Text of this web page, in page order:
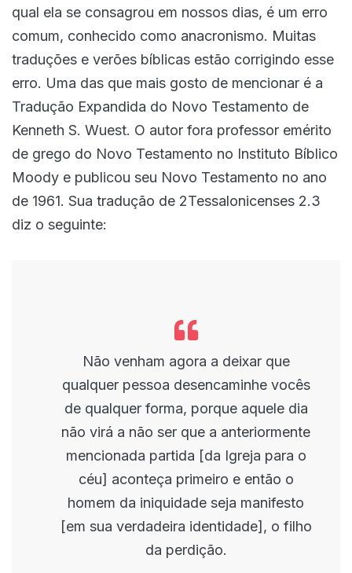
qual ela se consagrou em nossos dias, é um erro
comum, conhecido como anacronismo. Muitas
traduções e verões bíblicas estão corrigindo esse
erro. Uma das que mais gosto de mencionar é a
Tradução Expandida do Novo Testamento de
Kenneth S. Wuest. O autor fora professor emérito
de grego do Novo Testamento no Instituto Bíblico
Moody e publicou seu Novo Testamento no ano
de 1961. Sua tradução de 2Tessalonicenses 2.3
diz o seguinte:
Não venham agora a deixar que
qualquer pessoa desencaminhe vocês
de qualquer forma, porque aquele dia
não virá a não ser que a anteriormente
mencionada partida [da Igreja para o
céu] aconteça primeiro e então o
homem da iniquidade seja manifesto
[em sua verdadeira identidade], o filho
da perdição.